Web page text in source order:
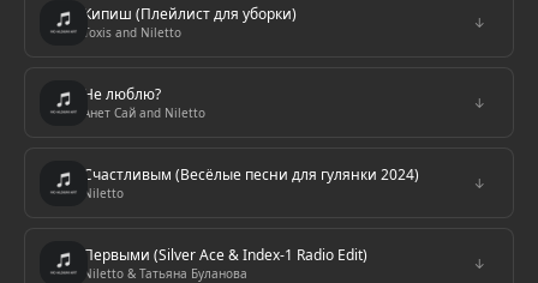
Кипиш (Плейлист для уборки)
Toxis and Niletto
↓
Не люблю?
Анет Сай and Niletto
↓
Счастливым (Весёлые песни для гулянки 2024)
Niletto
↓
Первыми (Silver Ace & Index-1 Radio Edit)
Niletto & Татьяна Буланова
↓